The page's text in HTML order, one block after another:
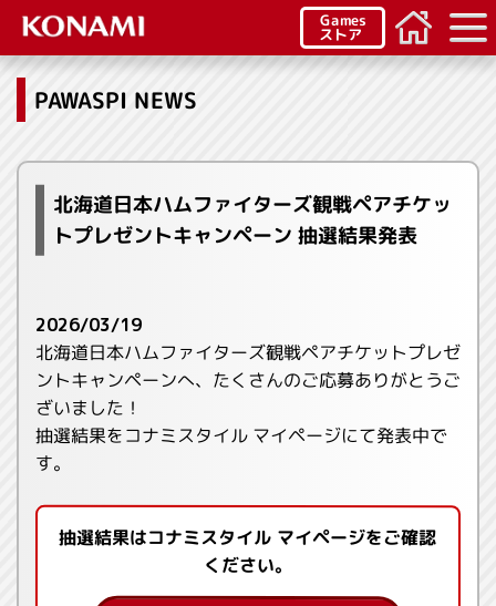
Games
ストア
PAWASPI NEWS
北海道日本ハムファイターズ観戦ペアチケッ
トプレゼントキャンペーン 抽選結果発表
2026/03/19
北海道日本ハムファイターズ観戦ペアチケットプレゼ
ントキャンペーンへ、たくさんのご応募ありがとうご
ざいました！
抽選結果をコナミスタイル マイページにて発表中で
す。
抽選結果はコナミスタイル マイページをご確認
ください。